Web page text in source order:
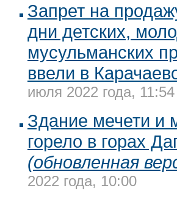
Запрет на
дни детских,
мусульманских
ввели в
июля 2022 года, 11:54
Здание мечети и
горело в горах
(обновленная
2022 года, 10:00